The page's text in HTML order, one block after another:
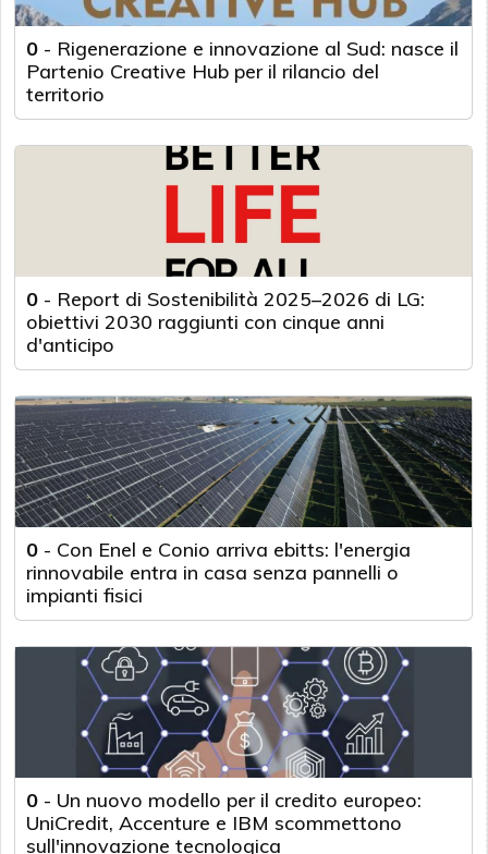
0 - Rigenerazione e innovazione al Sud: nasce il
Partenio Creative Hub per il rilancio del
territorio
0 - Report di Sostenibilità 2025–2026 di LG:
obiettivi 2030 raggiunti con cinque anni
d'anticipo
0 - Con Enel e Conio arriva ebitts: l'energia
rinnovabile entra in casa senza pannelli o
impianti fisici
0 - Un nuovo modello per il credito europeo:
UniCredit, Accenture e IBM scommettono
sull'innovazione tecnologica